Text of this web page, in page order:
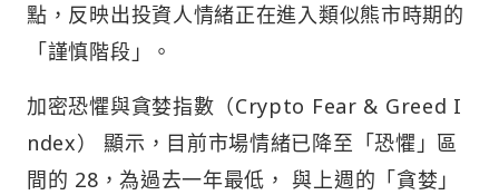
點，反映出投資人情緒正在進入類似熊市時期的
「謹慎階段」。
加密恐懼與貪婪指數（Crypto Fear & Greed I
ndex） 顯示，目前市場情緒已降至「恐懼」區
間的 28，為過去一年最低， 與上週的「貪婪」